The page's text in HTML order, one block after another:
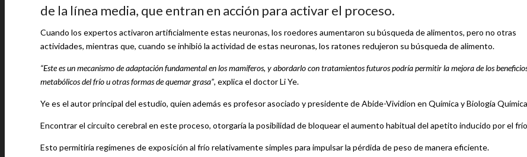
de la línea media, que entran en acción para activar el proceso.
Cuando los expertos activaron artificialmente estas neuronas, los roedores aumentaron su búsqueda de alimentos, pero no otras
actividades, mientras que, cuando se inhibió la actividad de estas neuronas, los ratones redujeron su búsqueda de alimento.
“Este es un mecanismo de adaptación fundamental en los mamíferos, y abordarlo con tratamientos futuros podría permitir la mejora de los
metabólicos del frío u otras formas de quemar grasa”, explica el doctor Li Ye.
Ye es el autor principal del estudio, quien además es profesor asociado y presidente de Abide-Vividion en Química y Biología
Encontrar el circuito cerebral en este proceso, otorgaría la posibilidad de bloquear el aumento habitual del apetito inducido por el
Esto permitiría regímenes de exposición al frío relativamente simples para impulsar la pérdida de peso de manera eficiente.